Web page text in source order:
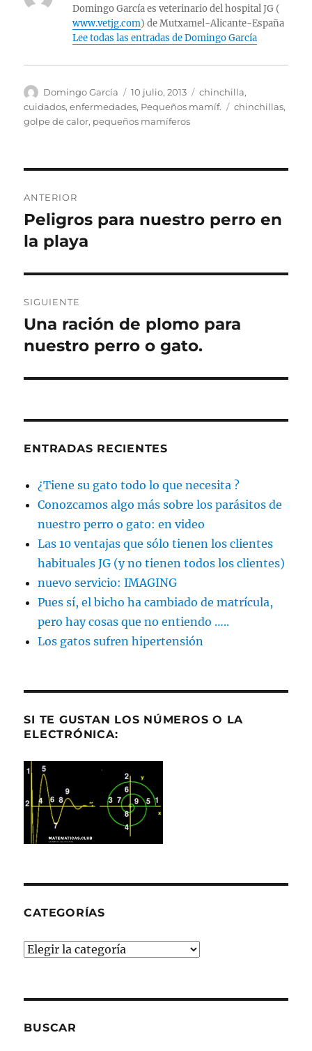
Domingo García es veterinario del hospital JG (
www.vetjg.com) de Mutxamel-Alicante-España
Lee todas las entradas de Domingo García
Autor
Domingo García
Publicado
el
10 julio, 2013 Categorías
chinchilla,
cuidados,enfermedades, Pequeños mamíf. Etiquetas
chinchillas,
golpe de calor, pequeños mamíferos
de
entradas
ANTERIOR
Entrada
anterior:
Peligros para nuestro perro en
la playa
SIGUIENTE
Entrada
siguiente:
Una ración de plomo para
nuestro perro o gato.
ENTRADAS RECIENTES
¿Tiene su gato todo lo que necesita ?
Conozcamos algo más sobre los parásitos de
nuestro perro o gato: en video
Las 10 ventajas que sólo tienen los clientes
habituales JG (y no tienen todos los clientes)
nuevo servicio: IMAGING
Pues sí, el bicho ha cambiado de matrícula,
pero hay cosas que no entiendo …..
Los gatos sufren hipertensión
SI TE GUSTAN LOS NÚMEROS O LA
ELECTRÓNICA:
CATEGORÍAS
Categorías
BUSCAR